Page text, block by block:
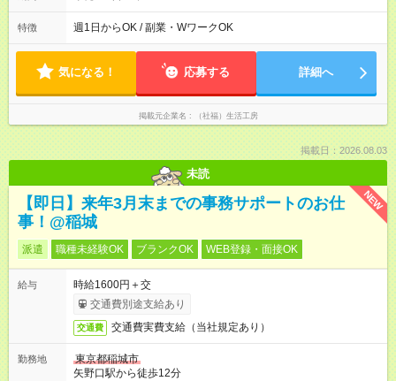
せていただきます。 学校やご家庭、ダブルワーク等のご事情
で、対応させていただきます。
特徴 週1日からOK / 副業・WワークOK
気になる！ 応募する 詳細へ
掲載元企業名 （社福）生活工房
掲載日：2026.08.03
未読
NEW
【即日】来年3月末までの事務サポートのお仕
事！@稲城
派遣 職種未経験OK ブランクOK WEB登録・面接OK
給与
時給1600円＋交
交通費別途支給あり
交通費 交通費実費支給（当社規定あり）
勤務地
東京都稲城市
矢野口駅から徒歩12分